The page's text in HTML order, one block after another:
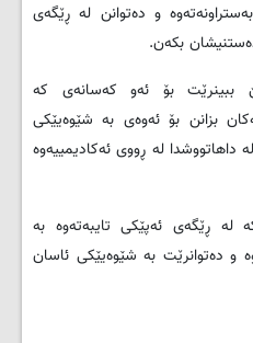
و ده‌توانن له‌ ڕێگه‌ى
بکه‌ن.
ببینرێت بۆ ئه‌و که‌سانه‌ى که‌
بزانن بۆ ئه‌وه‌ى به‌ شێوه‌یێکی
داهاتووشدا له‌ ڕووی ئه‌کادیمییه‌وه‌
له‌ ڕێگه‌ى ئه‌پێکى تایبه‌ته‌وه‌ به‌
و ده‌توانرێت به ‌شێوه‌یێکی ئاسان